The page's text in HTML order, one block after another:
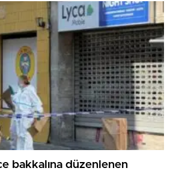
bakkalına düzenlenen